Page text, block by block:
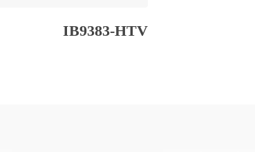
IB9383-HTV